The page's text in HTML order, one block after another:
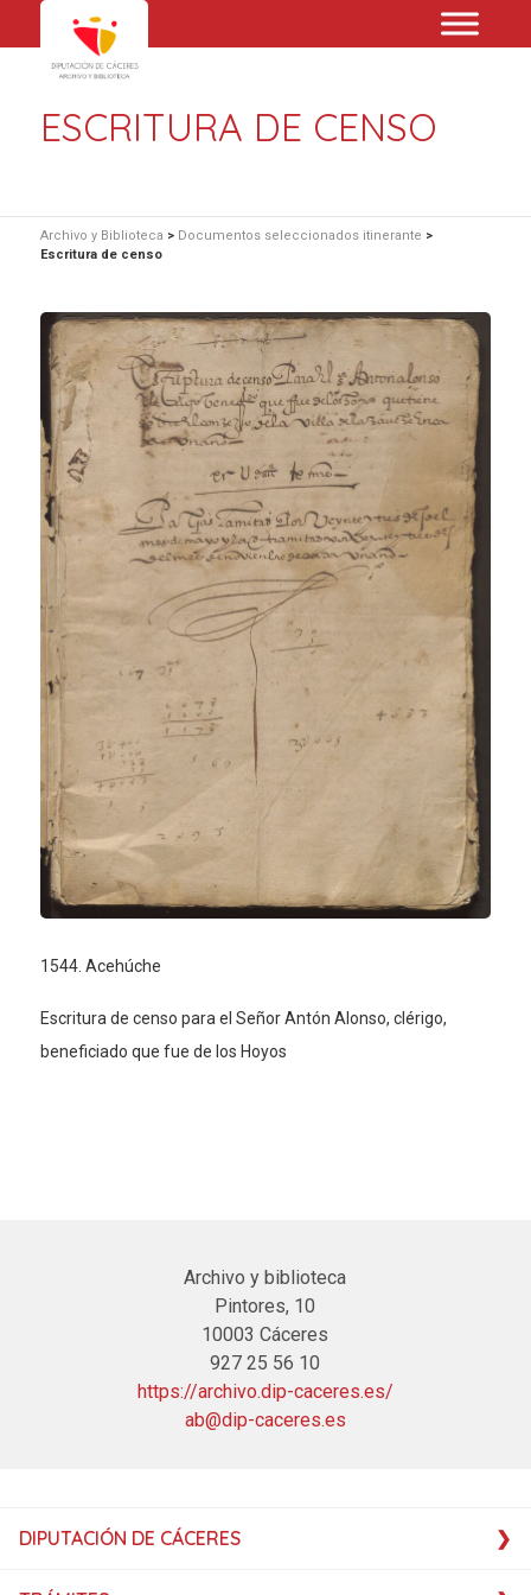
ESCRITURA DE CENSO
Archivo y Biblioteca > Documentos seleccionados itinerante >
Escritura de censo
1544. Acehúche
Escritura de censo para el Señor Antón Alonso, clérigo,
beneficiado que fue de los Hoyos
Archivo y biblioteca
Pintores, 10
10003 Cáceres
927 25 56 10
https://archivo.dip-caceres.es/
ab@dip-caceres.es
DIPUTACIÓN DE CÁCERES